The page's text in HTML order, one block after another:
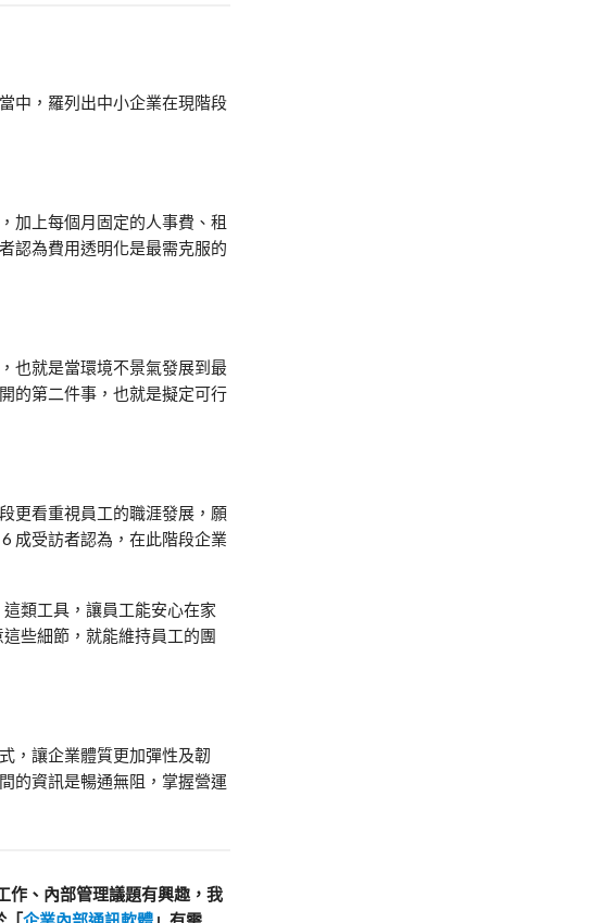
中，羅列出中小企業在現階段
加上每個月固定的人事費、租
認為費用透明化是最需克服的
也就是當環境不景氣發展到最
的第二件事，也就是擬定可行
更看重視員工的職涯發展，願
成受訪者認為，在此階段企業
這類工具，讓員工能安心在家
些細節，就能維持員工的團
，讓企業體質更加彈性及韌
的資訊是暢通無阻，掌握營運
作、內部管理議題有興趣，我